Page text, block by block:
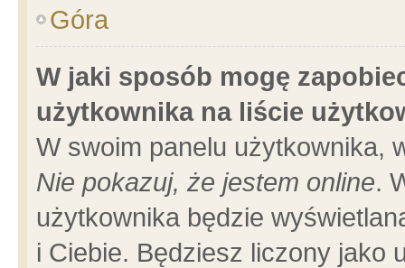
Góra
W jaki sposób mogę
użytkownika na liście
W swoim panelu użytkownika,
Nie pokazuj, że jestem online.
użytkownika będzie
i Ciebie. Będziesz liczony jako